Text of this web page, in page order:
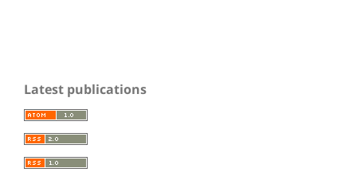
Latest publications